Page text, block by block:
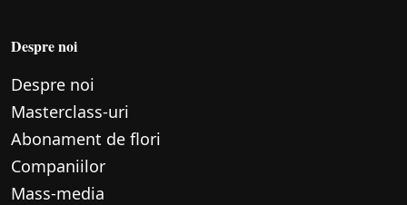
Despre noi
Despre noi
Маsterclass-uri
Abonament de flori
Companiilor
Mass-media